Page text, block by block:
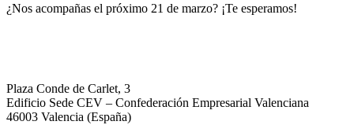
¿Nos acompañas el próximo 21 de marzo? ¡Te esperamos!
Plaza Conde de Carlet, 3
Edificio Sede CEV – Confederación Empresarial Valenciana
46003 Valencia (España)